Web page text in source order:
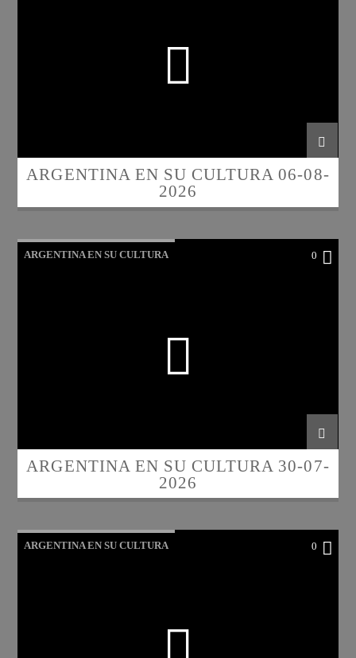
ARGENTINA EN SU CULTURA 06-08-
2026
ARGENTINA EN SU CULTURA 0
ARGENTINA EN SU CULTURA 30-07-
2026
ARGENTINA EN SU CULTURA 0